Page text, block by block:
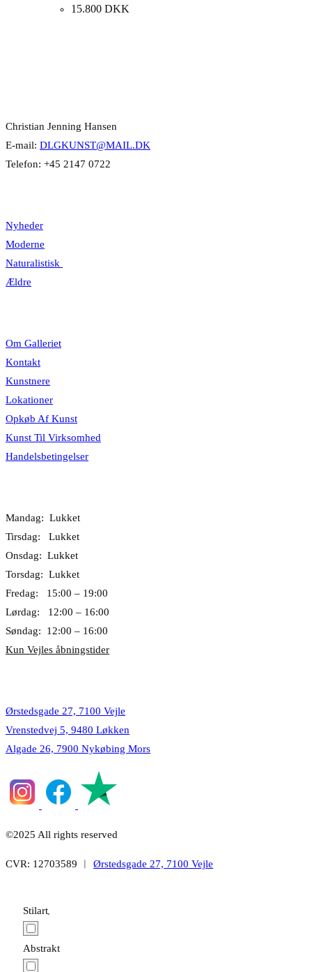
15.800 DKK
Christian Jenning Hansen
E-mail: DLGKUNST@MAIL.DK
Telefon: +45 2147 0722
Nyheder
Moderne
Naturalistisk
Ældre
Om Galleriet
Kontakt
Kunstnere
Lokationer
Opkøb Af Kunst
Kunst Til Virksomhed
Handelsbetingelser
Mandag: Lukket
Tirsdag: Lukket
Onsdag: Lukket
Torsdag: Lukket
Fredag: 15:00 – 19:00
Lørdag: 12:00 – 16:00
Søndag: 12:00 – 16:00
Kun Vejles åbningstider
Ørstedsgade 27, 7100 Vejle
Vrenstedvej 5, 9480 Løkken
Algade 26, 7900 Nykøbing Mors
©2025 All rights reserved
CVR: 12703589 ︱ Ørstedsgade 27, 7100 Vejle
Stilart
Abstrakt